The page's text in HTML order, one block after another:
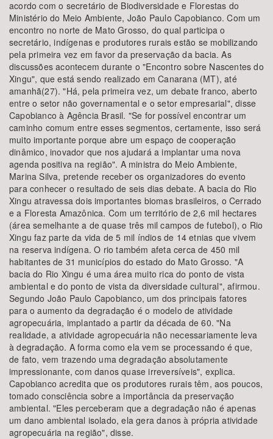
BUSCAR
acordo com o secretário de Biodiversidade e Florestas do
Ministério do Meio Ambiente, João Paulo Capobianco. Com um
encontro no norte de Mato Grosso, do qual participa o
secretário, indígenas e produtores rurais estão se mobilizando
pela primeira vez em favor da preservação da bacia. As
discussões acontecem durante o "Encontro sobre Nascentes do
Xingu", que está sendo realizado em Canarana (MT), até
amanhã(27). "Há, pela primeira vez, um debate franco, aberto
entre o setor não governamental e o setor empresarial", disse
Capobianco à Agência Brasil. "Se for possível encontrar um
caminho comum entre esses segmentos, certamente, isso será
muito importante porque abre um espaço de cooperação
dinâmico, inovador que nos ajudará a implantar uma nova
agenda positiva na região". A ministra do Meio Ambiente,
Marina Silva, pretende receber os organizadores do evento
para conhecer o resultado de seis dias debate. A bacia do Rio
Xingu atravessa dois importantes biomas brasileiros, o Cerrado
e a Floresta Amazônica. Com um território de 2,6 mil hectares
(área semelhante a de quase três mil campos de futebol), o Rio
Xingu faz parte da vida de 5 mil índios de 14 etnias que vivem
na reserva indígena. O rio também afeta cerca de 450 mil
habitantes de 31 municípios do estado do Mato Grosso. "A
bacia do Rio Xingu é uma área muito rica do ponto de vista
ambiental e do ponto de vista da diversidade cultural", afirmou.
Segundo João Paulo Capobianco, um dos principais fatores
para o aumento da degradação é o modelo de atividade
agropecuária, implantado a partir da década de 60. "Na
realidade, a atividade agropecuária não necessariamente leva
à degradação. A forma como ela vem se processando é que,
de fato, vem trazendo uma degradação absolutamente
impressionante, com danos quase irreversíveis", explica.
Capobianco acredita que os produtores rurais têm, aos poucos,
tomado consciência sobre a importância da preservação
ambiental. "Eles perceberam que a degradação não é apenas
um dano ambiental isolado, ela gera danos à própria atividade
agropecuária na região", disse.